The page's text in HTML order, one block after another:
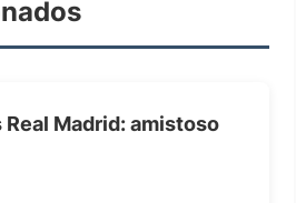
Madrid: amistoso